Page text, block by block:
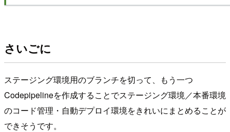
さいごに
ステージング環境用のブランチを切って、もう一つ
Codepipelineを作成することでステージング環境／本番環境
のコード管理・自動デプロイ環境をきれいにまとめることが
できそうです。